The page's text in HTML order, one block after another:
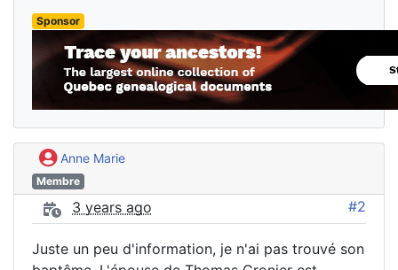
Sponsor
Anne Marie
Membre
3 years ago #2
Juste un peu d'information, je n'ai pas trouvé son